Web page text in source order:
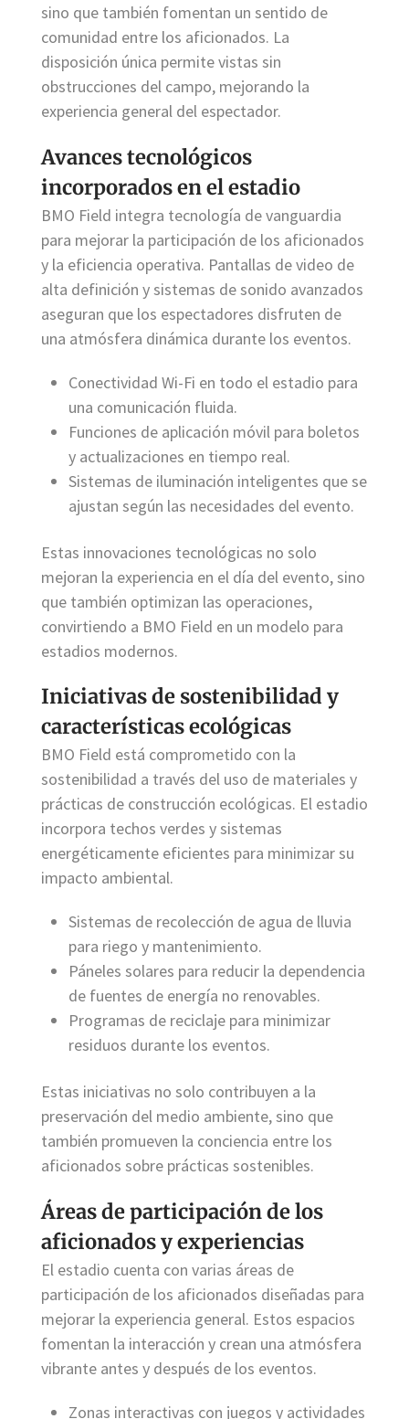
sino que también fomentan un sentido de
comunidad entre los aficionados. La
disposición única permite vistas sin
obstrucciones del campo, mejorando la
experiencia general del espectador.
Avances tecnológicos
incorporados en el estadio
BMO Field integra tecnología de vanguardia
para mejorar la participación de los aficionados
y la eficiencia operativa. Pantallas de video de
alta definición y sistemas de sonido avanzados
aseguran que los espectadores disfruten de
una atmósfera dinámica durante los eventos.
Conectividad Wi-Fi en todo el estadio para
una comunicación fluida.
Funciones de aplicación móvil para boletos
y actualizaciones en tiempo real.
Sistemas de iluminación inteligentes que se
ajustan según las necesidades del evento.
Estas innovaciones tecnológicas no solo
mejoran la experiencia en el día del evento, sino
que también optimizan las operaciones,
convirtiendo a BMO Field en un modelo para
estadios modernos.
Iniciativas de sostenibilidad y
características ecológicas
BMO Field está comprometido con la
sostenibilidad a través del uso de materiales y
prácticas de construcción ecológicas. El estadio
incorpora techos verdes y sistemas
energéticamente eficientes para minimizar su
impacto ambiental.
Sistemas de recolección de agua de lluvia
para riego y mantenimiento.
Páneles solares para reducir la dependencia
de fuentes de energía no renovables.
Programas de reciclaje para minimizar
residuos durante los eventos.
Estas iniciativas no solo contribuyen a la
preservación del medio ambiente, sino que
también promueven la conciencia entre los
aficionados sobre prácticas sostenibles.
Áreas de participación de los
aficionados y experiencias
El estadio cuenta con varias áreas de
participación de los aficionados diseñadas para
mejorar la experiencia general. Estos espacios
fomentan la interacción y crean una atmósfera
vibrante antes y después de los eventos.
Zonas interactivas con juegos y actividades